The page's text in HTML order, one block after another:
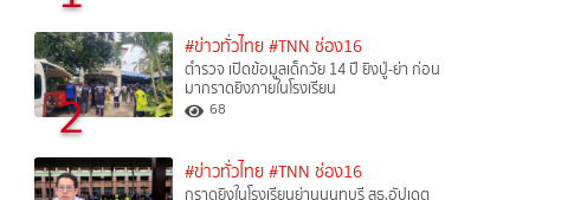
2
#ข่าวทั่วไทย #TNN ช่อง16
ตำรวจ เปิดข้อมูลเด็กวัย 14 ปี ยิงปู่-ย่า ก่อน
มากราดยิงภายในโรงเรียน
68
#ข่าวทั่วไทย #TNN ช่อง16
กราดยิงในโรงเรียนย่านนนทบุรี สธ.อัปเดต